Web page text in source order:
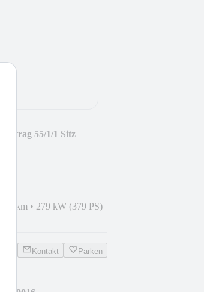
55/1/1 Sitz
km • 279 kW (379 PS)
Kontakt Parken